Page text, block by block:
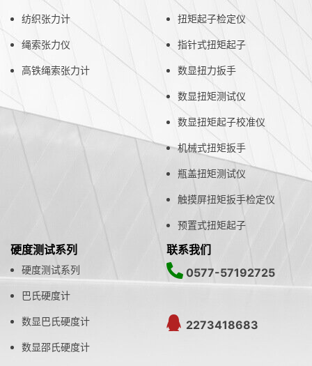
纺织张力计
绳索张力仪
高铁绳索张力计
扭矩起子检定仪
指针式扭矩起子
数显扭力扳手
数显扭矩测试仪
数显扭矩起子校准仪
机械式扭矩扳手
瓶盖扭矩测试仪
触摸屏扭矩扳手检定仪
预置式扭矩起子
硬度测试系列
硬度测试系列
巴氏硬度计
数显巴氏硬度计
数显邵氏硬度计
联系我们
0577-57192725
2273418683